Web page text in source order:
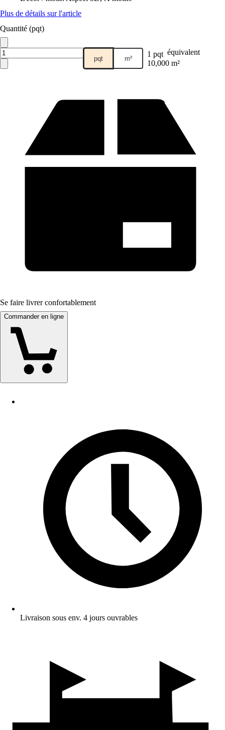
Plus de détails sur l'article
Quantité (pqt)
pqt m² 1 pqt équivalent
10,000 m²
Se faire livrer confortablement
Commander en ligne
Livraison sous env. 4 jours ouvrables